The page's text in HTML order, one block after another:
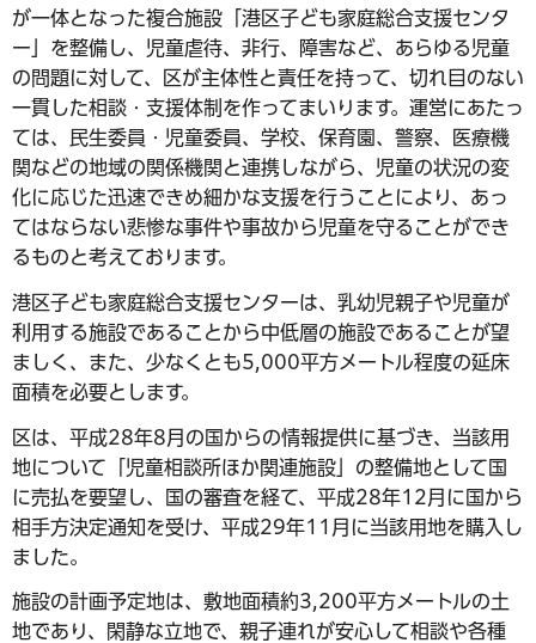
が一体となった複合施設「港区子ども家庭総合支援センタ
ー」を整備し、児童虐待、非行、障害など、あらゆる児童
の問題に対して、区が主体性と責任を持って、切れ目のない
一貫した相談・支援体制を作ってまいります。運営にあたっ
ては、民生委員・児童委員、学校、保育園、警察、医療機
関などの地域の関係機関と連携しながら、児童の状況の変
化に応じた迅速できめ細かな支援を行うことにより、あっ
てはならない悲惨な事件や事故から児童を守ることができ
るものと考えております。
港区子ども家庭総合支援センターは、乳幼児親子や児童が
利用する施設であることから中低層の施設であることが望
ましく、また、少なくとも5,000平方メートル程度の延床
面積を必要とします。
区は、平成28年8月の国からの情報提供に基づき、当該用
地について「児童相談所ほか関連施設」の整備地として国
に売払を要望し、国の審査を経て、平成28年12月に国から
相手方決定通知を受け、平成29年11月に当該用地を購入し
ました。
施設の計画予定地は、敷地面積約3,200平方メートルの土
地であり、閑静な立地で、親子連れが安心して相談や各種